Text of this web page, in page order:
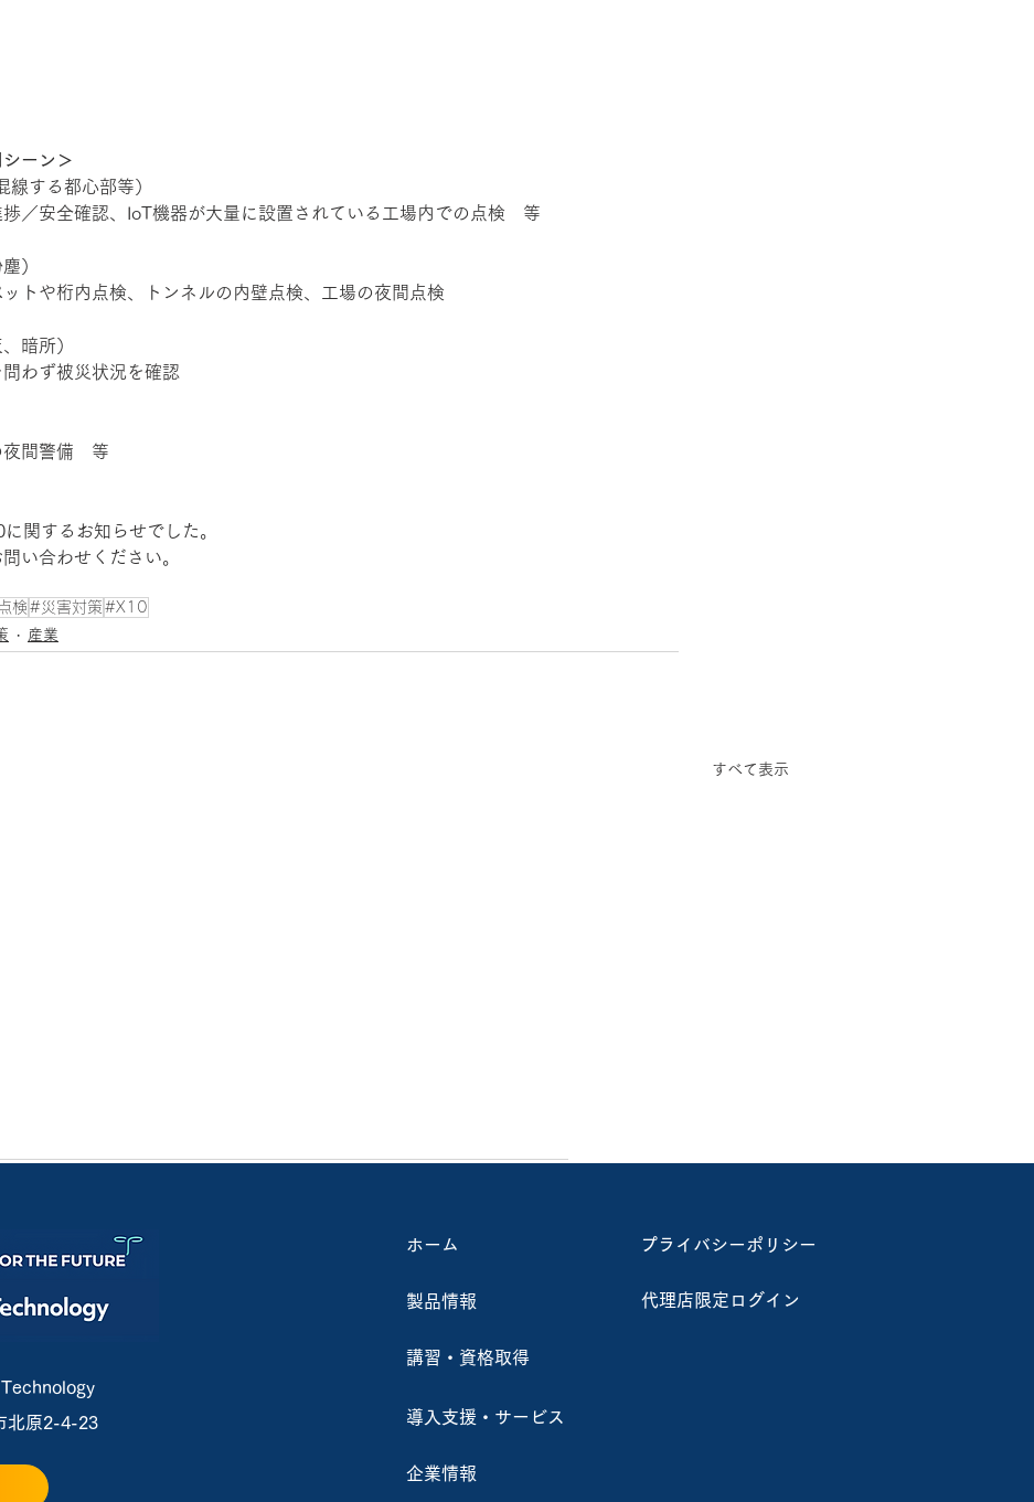
ーン＞
線する都心部等）
／安全確認、IoT機器が大量に設置されている工場内での点検　等
）
トや桁内点検、トンネルの内壁点検、工場の夜間点検
暗所）
わず被災状況を確認
間警備　等
関するお知らせでした。
い合わせください。
検 #災害対策 #X10
産業
すべて表示
ン
の実
【AI活用事例】東急建設株式
会社様におけるAIを活用した
北原2-4-23
ホーム
製品情報
プライバシーポリシー
代理店限定ログイン
講習・資格取得
導入支援・サービス
企業情報